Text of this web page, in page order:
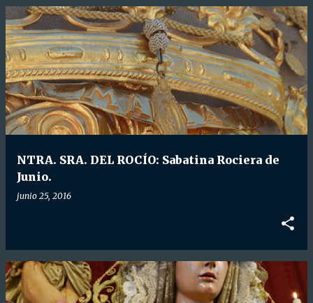
NTRA. SRA. DEL ROCÍO: Sabatina Rociera de
Junio.
junio 25, 2016